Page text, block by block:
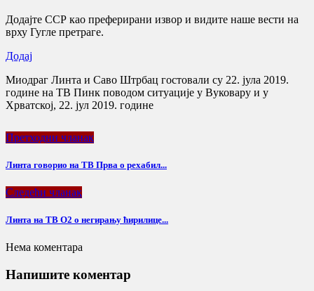
Додајте ССР као преферирани извор и видите наше вести на
врху Гугле претраге.
Додај
Миодраг Линта и Саво Штрбац гостовали су 22. јула 2019.
године на ТВ Пинк поводом ситуације у Вуковару и у
Хрватској, 22. јул 2019. године
Претходни чланак
Линта говорио на ТВ Прва о рехабил...
Следећи чланак
Линта на ТВ О2 о негирању ћирилице...
Нема коментара
Напишите коментар